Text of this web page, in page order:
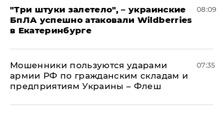
"Три штуки залетело", – украинские
БпЛА успешно атаковали Wildberries
в Екатеринбурге
08:09
Мошенники пользуются ударами
армии РФ по гражданским складам и
предприятиям Украины – Флеш
07:35